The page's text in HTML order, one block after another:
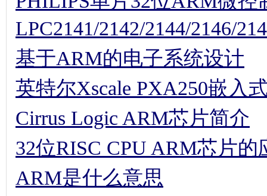
LPC2141/2142/2144/2146/
基于ARM的电子系统设计
英特尔Xscale PXA250嵌入
Cirrus Logic ARM芯片简介
32位RISC CPU ARM芯片的
ARM是什么意思